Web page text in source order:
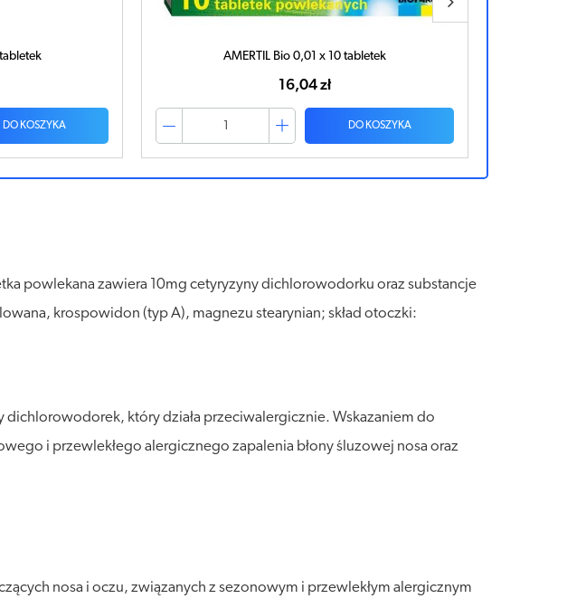
DO KOSZYKA
ZYX BIO 5mg x 7 tabletek
13,65 zł
DO KOSZYKA
powlekana zawiera 10mg cetyryzyny dichlorowodorku oraz substancje
krospowidon (typ A), magnezu stearynian; skład otoczki:
dichlorowodorek, który działa przeciwalergicznie. Wskazaniem do
i przewlekłego alergicznego zapalenia błony śluzowej nosa oraz
nosa i oczu, związanych z sezonowym i przewlekłym alergicznym